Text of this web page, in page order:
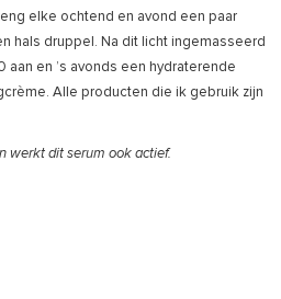
elke ochtend en avond een paar
hals druppel. Na dit licht ingemasseerd
en ’s avonds een hydraterende
Alle producten die ik gebruik zijn
werkt dit serum ook actief.